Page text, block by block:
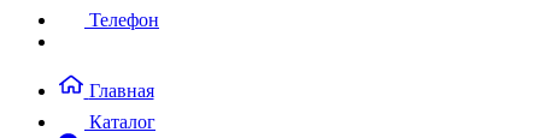
Телефон
Главная
Каталог